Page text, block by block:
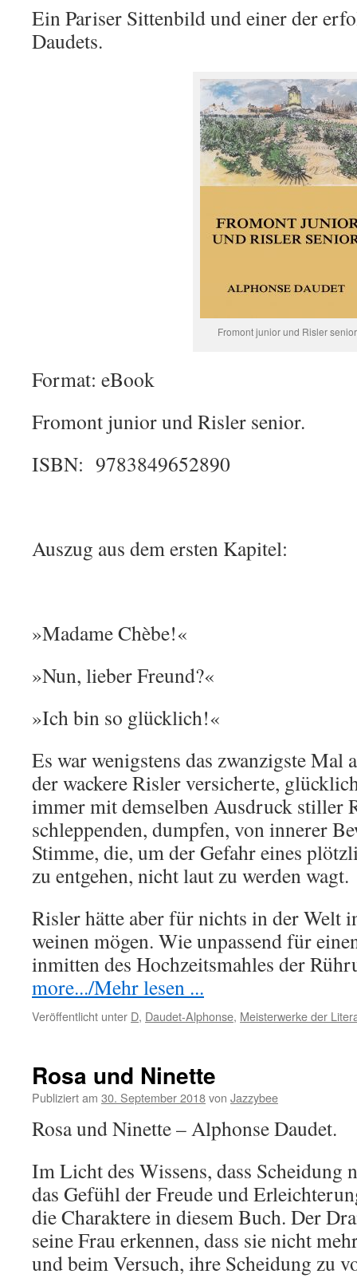
Ein Pariser Sittenbild und einer der
Daudets.
Fromont junior und Risler senior
Format: eBook
Fromont junior und Risler senior.
ISBN: 9783849652890
Auszug aus dem ersten Kapitel:
»Madame Chèbe!«
»Nun, lieber Freund?«
»Ich bin so glücklich!«
Es war wenigstens das zwanzigste Mal
der wackere Risler versicherte,
immer mit demselben Ausdruck stiller
schleppenden, dumpfen, von innerer
Stimme, die, um der Gefahr eines
zu entgehen, nicht laut zu werden wagt.
Risler hätte aber für nichts in der Welt
weinen mögen. Wie unpassend für
inmitten des Hochzeitsmahles der
more.../Mehr lesen ...
Veröffentlicht unter D, Daudet-Alphonse, Meisterwerke der
Rosa und Ninette
Publiziert am 30. September 2018von Jazzybee
Rosa und Ninette – Alphonse Daudet.
Im Licht des Wissens, dass Scheidung
das Gefühl der Freude und
die Charaktere in diesem Buch. Der
seine Frau erkennen, dass sie nicht
und beim Versuch, ihre Scheidung zu